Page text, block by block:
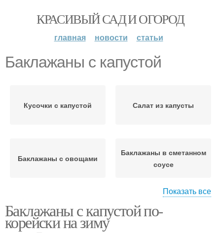
КРАСИВЫЙ САД И ОГОРОД
главная новости статьи
Баклажаны с капустой
Кусочки с капустой Салат из капусты
Баклажаны с овощами
Баклажаны в сметанном
соусе
Баклажаны на зиму Баклажаны с орехами
Показать все
Баклажаны с капустой по-
корейски на зиму